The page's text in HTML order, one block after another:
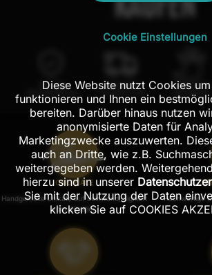
100 Tage
Rückgaberecht
Kostenloser
Versand in DE
100% echte
Handarbeit
ORIGINALE
Handgemalte Unikate auf Leinwand, Signiert
vom Künstler.
Hochwertige
Cookie Einstellungen
Diese Website nutzt Cookies
funktionieren und Ihnen ein
bereiten. Darüber hinaus nutzen
anonymisierte Daten für
Marketingzwecke auszuwerten.
auch an Dritte, wie z.B.
weitergegeben werden.
hierzu sind in unserer
Sie mit der Nutzung der Daten
klicken Sie auf COOKIES